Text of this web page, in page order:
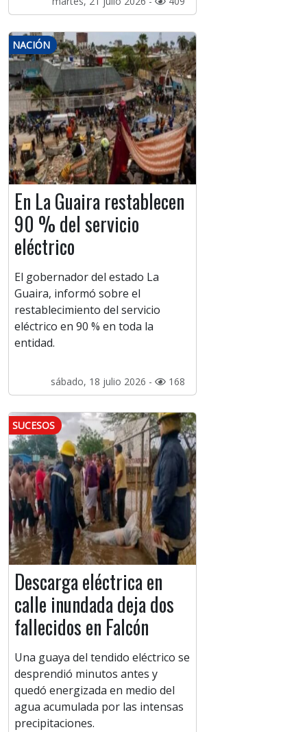
NACIÓN
En La Guaira restablecen
90 % del servicio
eléctrico
El gobernador del estado La
Guaira, informó sobre el
restablecimiento del servicio
eléctrico en 90 % en toda la
entidad.
sábado, 18 julio 2026 - 168
SUCESOS
Descarga eléctrica en
calle inundada deja dos
fallecidos en Falcón
Una guaya del tendido eléctrico se
desprendió minutos antes y
quedó energizada en medio del
agua acumulada por las intensas
precipitaciones.